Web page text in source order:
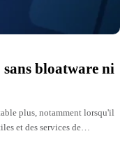
bloatware ni
plus, notamment lorsqu'il
et des services de
WinUtil, et